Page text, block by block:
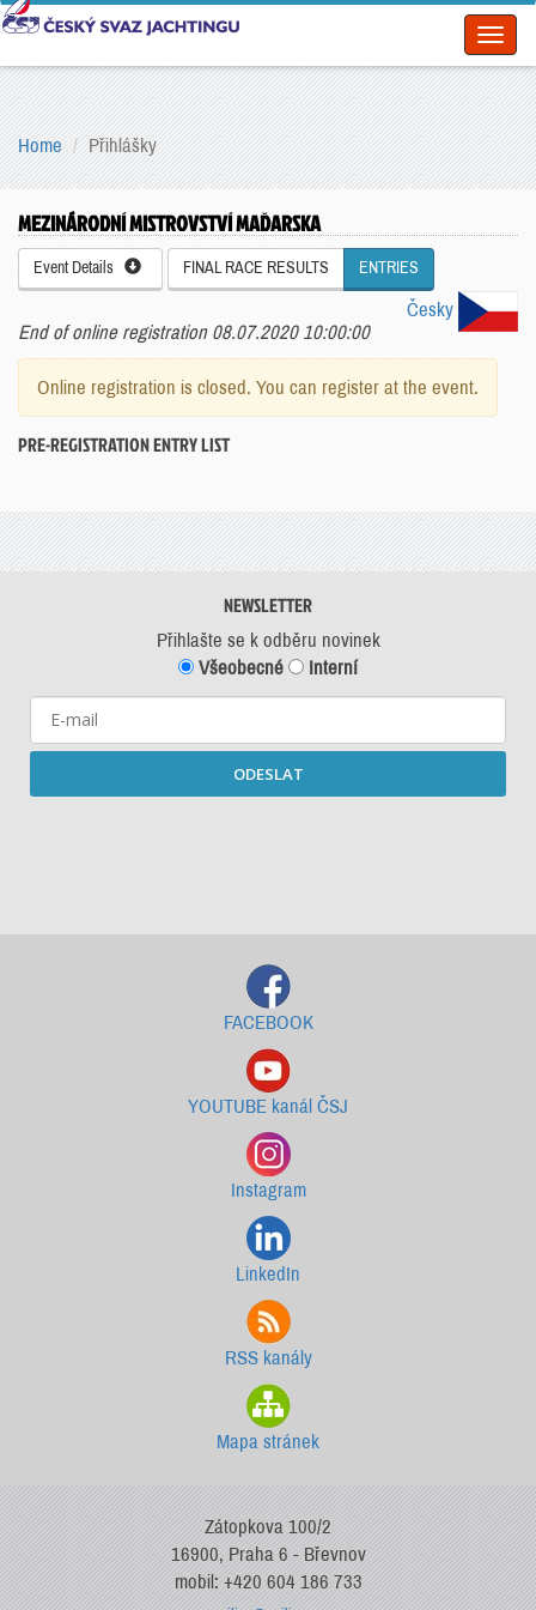
Home Přihlášky
MEZINÁRODNÍ MISTROVSTVÍ MAĎARSKA
Event Details FINAL RACE RESULTS ENTRIES
Česky
End of online registration 08.07.2020 10:00:00
Online registration is closed. You can register at the event.
PRE-REGISTRATION ENTRY LIST
NEWSLETTER
Přihlašte se k odběru novinek
Všeobecné
Interní
ODESLAT
FACEBOOK
YOUTUBE kanál ČSJ
Instagram
LinkedIn
RSS kanály
Mapa stránek
Zátopkova 100/2
16900, Praha 6 - Břevnov
mobil: +420 604 186 733